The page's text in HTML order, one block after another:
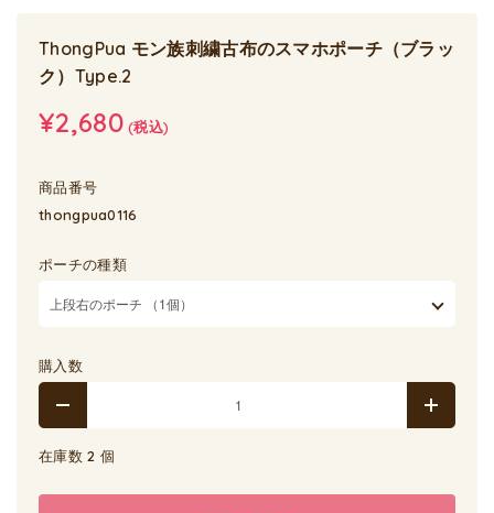
ThongPua モン族刺繍古布のスマホポーチ（ブラッ
ク）Type.2
¥2,680(税込)
商品番号
thongpua0116
ポーチの種類
購入数
在庫数 2 個